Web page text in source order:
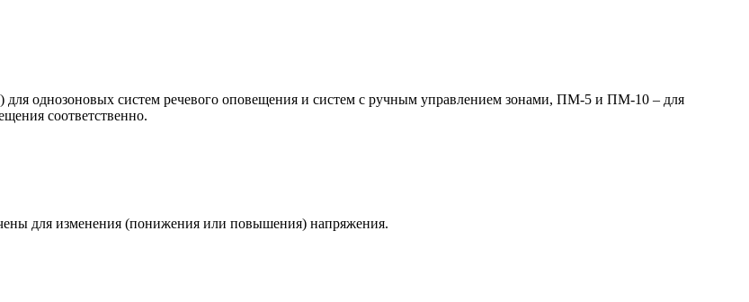
однозоновых систем речевого оповещения и систем с ручным управлением зонами, ПМ-5 и ПМ-10 – для
соответственно.
для изменения (понижения или повышения) напряжения.